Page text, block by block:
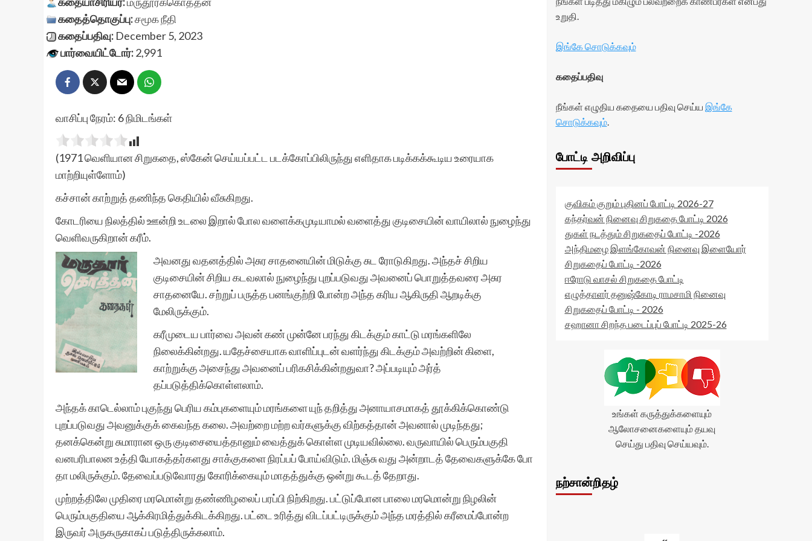
கதைத்தொகுப்பு:சமூக நீதி
கதைப்பதிவு: December 5, 2023
பார்வையிட்டோர்:2,991
வாசிப்பு நேரம்: 6நிமிடங்கள்
(1971 வெளியான சிறுகதை, ஸ்கேன் செய்யப்பட்ட படக்கோப்பிலிருந்து எளிதாக படிக்கக்கூடிய உரையாக
மாற்றியுள்ளோம்)
கச்சான் காற்றுத் தணிந்த கெதியில் வீசுகிறது.
கோடரியை நிலத்தில் ஊன்றி உடலை இறால் போல வளைக்கமுடியாமல் வளைத்து குடிசையின் வாயிலால் நுழைந்து
வெளிவருகிறான் கரீம்.
அவனது வதனத்தில் அசுர சாதனையின் மிடுக்கு சுட ரோடுகிறது. அந்தச் சிறிய
குடிசையின் சிறிய கடவலால் நுழைந்து புறப்படுவது அவனைப் பொறுத்தவரை அசுர
சாதனையே. சற்றுப் பருத்த பனங்குற்றி போன்ற அந்த கரிய ஆகிருதி ஆறடிக்கு
மேலிருக்கும்.
கரீமுடைய பார்வை அவன் கண் முன்னே பரந்து கிடக்கும் காட்டு மரங்களிலே
நிலைக்கின்றது. யதேச்சையாக வாளிப்புடன் வளர்ந்து கிடக்கும் அவற்றின் கிளை,
காற்றுக்கு அசைந்து அவனைப் பரிகசிக்கின்றதுவா? அப்படியும் அர்த்
தப்படுத்திக்கொள்ளலாம்.
அந்தக் காடெல்லாம் புகுந்து பெரிய கம்புகளையும் மரங்களை யுந் தறித்து அனாயாசமாகத் தூக்கிக்கொண்டு
புறப்படுவது அவனுக்குக் கைவந்த கலை. அவற்றை மற்ற வர்களுக்கு விற்கத்தான் அவனால் முடிந்தது;
தனக்கென்று சுமாரான ஒரு குடிசையைத்தானும் வைத்துக் கொள்ள முடியவில்லை. வருவாயில் பெரும்பகுதி
வனபரிபாலன உத்தி யோகத்தர்களது சாக்குகளை நிரப்பப் போய்விடும். மிஞ்சு வது அன்றாடத் தேவைகளுக்கே போ
தா மலிருக்கும். தேவைப்படுவோரது கோரிக்கையும் மாதத்துக்கு ஒன்று கூடத் தேறாது.
முற்றத்திலே முதிரை மரமொன்று தண்ணிழலைப் பரப்பி நிற்கிறது. பட்டுப்போன பாலை மரமொன்று நிழலின்
பெரும்பகுதியை ஆக்கிரமித்துக்கிடக்கிறது. பட்டை உரித்து விடப்பட்டிருக்கும் அந்த மரத்தில் கரீமைப்போன்ற
இருவர் அருகருகாகப் படுத்திருக்கலாம்.
உறுதி.
இங்கே சொடுக்கவும்
கதைப்பதிவு
நீங்கள் எழுதிய கதையை பதிவு செய்ய இங்கே
சொடுக்கவும்.
போட்டி அறிவிப்பு
குவிகம் குறும் புதினப் போட்டி 2026-27
கந்தர்வன் நினைவு சிறுகதை போட்டி 2026
துகள் நடத்தும் சிறுகதைப் போட்டி -2026
அந்திமழை இளங்கோவன் நினைவு இளையோர்
சிறுகதைப் போட்டி -2026
ஈரோடு வாசல் சிறுகதை போட்டி
எழுத்தாளர் தனுஷ்கோடி ராமசாமி நினைவு
சிறுகதைப் போட்டி - 2026
சஹானா சிறந்த படைப்புப் போட்டி 2025-26
உங்கள் கருத்துக்களையும்
ஆலோசனைகளையும் தயவு
செய்து பதிவு செய்யவும்.
நற்சான்றிதழ்